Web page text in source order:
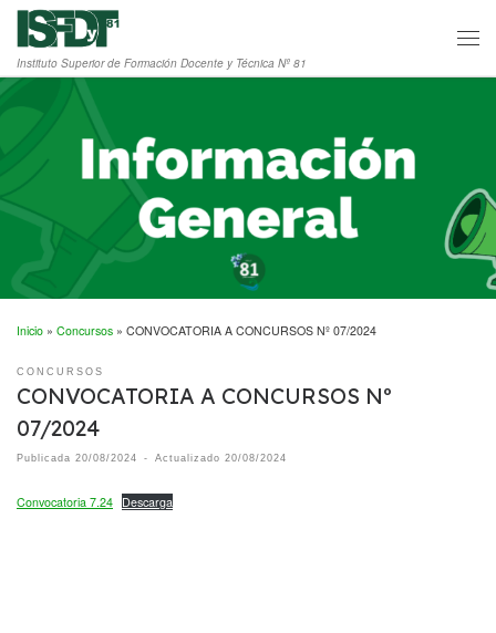
Saltar al contenido
Instituto Superior de Formación Docente y Técnica Nº 81
Inicio » Concursos » CONVOCATORIA A CONCURSOS Nº 07/2024
CONCURSOS
CONVOCATORIA A CONCURSOS Nº
07/2024
Publicada 20/08/2024 - Actualizado 20/08/2024
Convocatoria 7.24 Descarga